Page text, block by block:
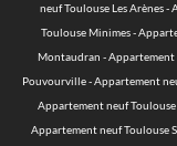
neuf Toulouse Les Arènes-
Toulouse Minimes-
Montaudran -Appartement
Pouvourville-Appartement
Appartement neuf
Appartement neuf Toulouse